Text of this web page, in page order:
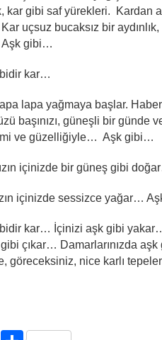
kar gibi saf yürekleri. Kardan
uçsuz bucaksız bir
gibi…
kar…
lapa yağmaya başlar.
başınızı, güneşli bir günde
ve güzelliğiyle… Aşk gibi…
içinizde bir güneş gibi
içinizde sessizce yağar…
kar… İçinizi aşk gibi
gibi çıkar… Damarlarınızda
göreceksiniz, nice karlı